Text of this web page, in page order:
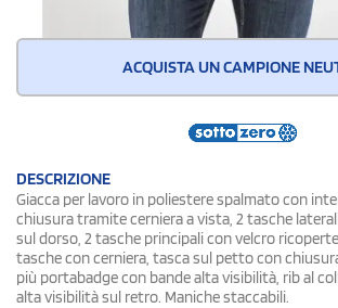
ACQUISTA UN CAMPIONE
DESCRIZIONE
Giacca per lavoro in poliestere spalmato con
chiusura tramite cerniera a vista, 2 tasche
sul dorso, 2 tasche principali con velcro
tasche con cerniera, tasca sul petto con
più portabadge con bande alta visibilità, rib al
alta visibilità sul retro. Maniche staccabili.